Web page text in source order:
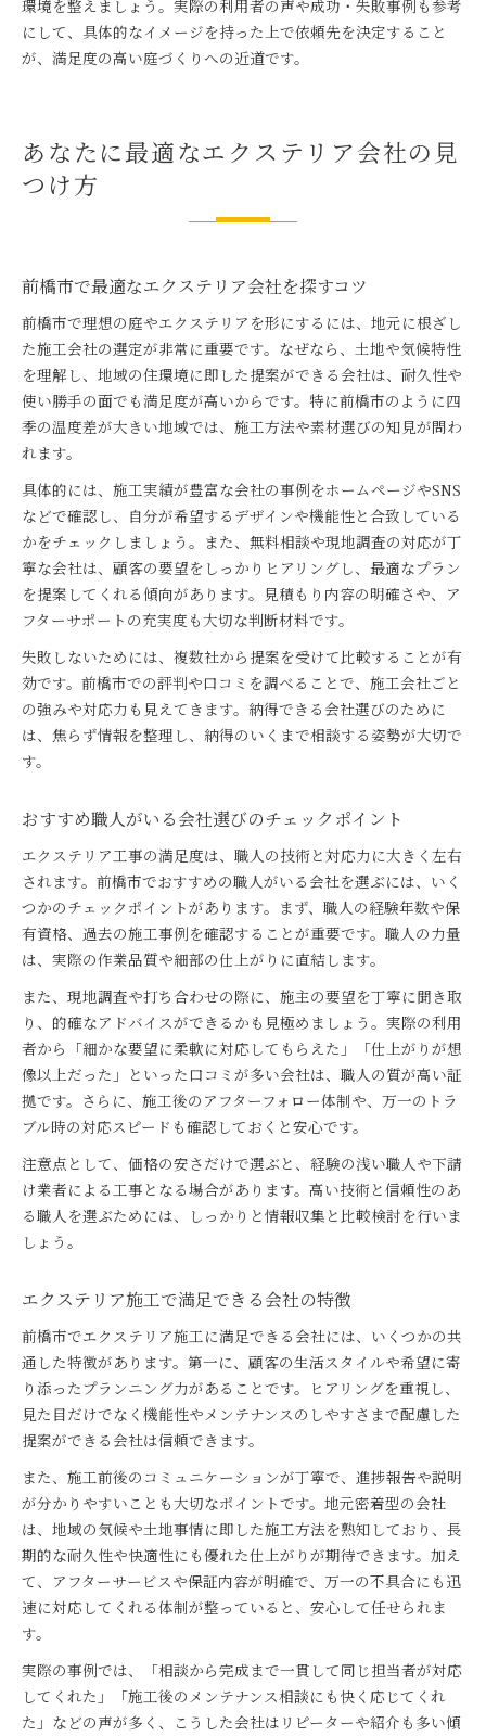
環境を整えましょう。実際の利用者の声や成功・失敗事例も参考
にして、具体的なイメージを持った上で依頼先を決定すること
が、満足度の高い庭づくりへの近道です。
あなたに最適なエクステリア会社の見
つけ方
前橋市で最適なエクステリア会社を探すコツ
前橋市で理想の庭やエクステリアを形にするには、地元に根ざし
た施工会社の選定が非常に重要です。なぜなら、土地や気候特性
を理解し、地域の住環境に即した提案ができる会社は、耐久性や
使い勝手の面でも満足度が高いからです。特に前橋市のように四
季の温度差が大きい地域では、施工方法や素材選びの知見が問わ
れます。
具体的には、施工実績が豊富な会社の事例をホームページやSNS
などで確認し、自分が希望するデザインや機能性と合致している
かをチェックしましょう。また、無料相談や現地調査の対応が丁
寧な会社は、顧客の要望をしっかりヒアリングし、最適なプラン
を提案してくれる傾向があります。見積もり内容の明確さや、ア
フターサポートの充実度も大切な判断材料です。
失敗しないためには、複数社から提案を受けて比較することが有
効です。前橋市での評判や口コミを調べることで、施工会社ごと
の強みや対応力も見えてきます。納得できる会社選びのために
は、焦らず情報を整理し、納得のいくまで相談する姿勢が大切で
す。
おすすめ職人がいる会社選びのチェックポイント
エクステリア工事の満足度は、職人の技術と対応力に大きく左右
されます。前橋市でおすすめの職人がいる会社を選ぶには、いく
つかのチェックポイントがあります。まず、職人の経験年数や保
有資格、過去の施工事例を確認することが重要です。職人の力量
は、実際の作業品質や細部の仕上がりに直結します。
また、現地調査や打ち合わせの際に、施主の要望を丁寧に聞き取
り、的確なアドバイスができるかも見極めましょう。実際の利用
者から「細かな要望に柔軟に対応してもらえた」「仕上がりが想
像以上だった」といった口コミが多い会社は、職人の質が高い証
拠です。さらに、施工後のアフターフォロー体制や、万一のトラ
ブル時の対応スピードも確認しておくと安心です。
注意点として、価格の安さだけで選ぶと、経験の浅い職人や下請
け業者による工事となる場合があります。高い技術と信頼性のあ
る職人を選ぶためには、しっかりと情報収集と比較検討を行いま
しょう。
エクステリア施工で満足できる会社の特徴
前橋市でエクステリア施工に満足できる会社には、いくつかの共
通した特徴があります。第一に、顧客の生活スタイルや希望に寄
り添ったプランニング力があることです。ヒアリングを重視し、
見た目だけでなく機能性やメンテナンスのしやすさまで配慮した
提案ができる会社は信頼できます。
また、施工前後のコミュニケーションが丁寧で、進捗報告や説明
が分かりやすいことも大切なポイントです。地元密着型の会社
は、地域の気候や土地事情に即した施工方法を熟知しており、長
期的な耐久性や快適性にも優れた仕上がりが期待できます。加え
て、アフターサービスや保証内容が明確で、万一の不具合にも迅
速に対応してくれる体制が整っていると、安心して任せられま
す。
実際の事例では、「相談から完成まで一貫して同じ担当者が対応
してくれた」「施工後のメンテナンス相談にも快く応じてくれ
た」などの声が多く、こうした会社はリピーターや紹介も多い傾